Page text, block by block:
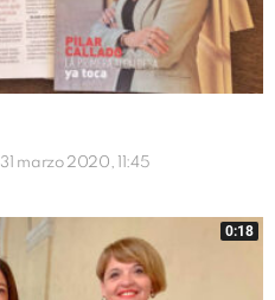
31 marzo 2020, 11:45
0:18